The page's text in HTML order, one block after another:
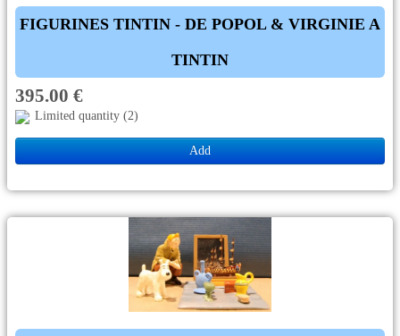
FIGURINES TINTIN - DE POPOL & VIRGINIE A
TINTIN
395.00 €
Limited quantity (2)
Add